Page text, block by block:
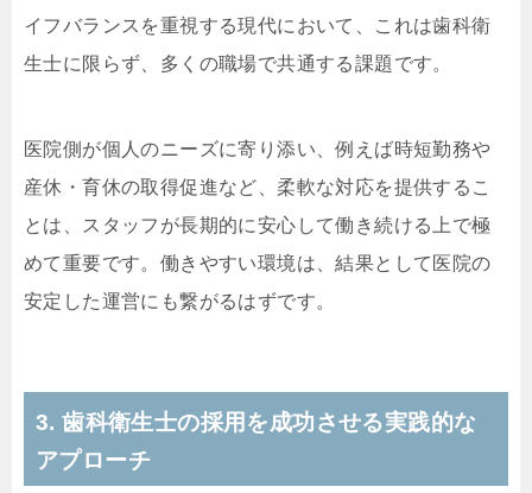
イフバランスを重視する現代において、これは歯科衛
生士に限らず、多くの職場で共通する課題です。
医院側が個人のニーズに寄り添い、例えば時短勤務や
産休・育休の取得促進など、柔軟な対応を提供するこ
とは、スタッフが長期的に安心して働き続ける上で極
めて重要です。働きやすい環境は、結果として医院の
安定した運営にも繋がるはずです。
3. 歯科衛生士の採用を成功させる実践的な
アプローチ